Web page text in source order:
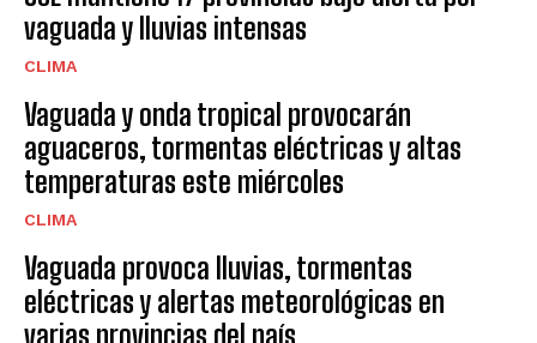
vaguada y lluvias intensas
CLIMA
Vaguada y onda tropical provocarán
aguaceros, tormentas eléctricas y altas
temperaturas este miércoles
CLIMA
Vaguada provoca lluvias, tormentas
eléctricas y alertas meteorológicas en
varias provincias del país